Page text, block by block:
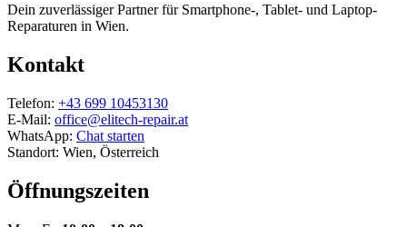
Dein zuverlässiger Partner für Smartphone-, Tablet- und Laptop-
Reparaturen in Wien.
Kontakt
Telefon: +43 699 10453130
E-Mail: office@elitech-repair.at
WhatsApp: Chat starten
Standort: Wien, Österreich
Öffnungszeiten